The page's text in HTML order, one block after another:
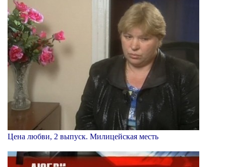
Цена любви, 2 выпуск. Милицейская месть